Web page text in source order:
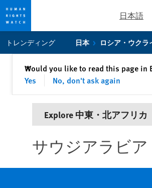
privacy
content
日本語
トレンディング 日本 ロシア・ウクラ
Would you like to read this page in
Yes
No, don't ask again
✕閉じる
Explore 中東・北アフリカ
サウジアラビア